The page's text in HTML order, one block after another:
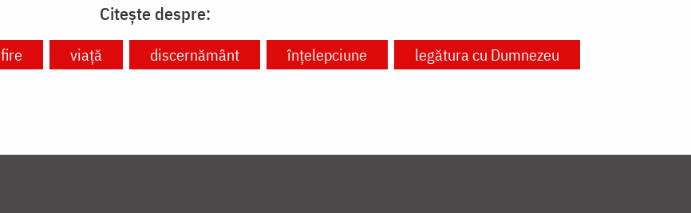
Citește despre:
fire viață discernământ înțelepciune legătura cu Dumnezeu